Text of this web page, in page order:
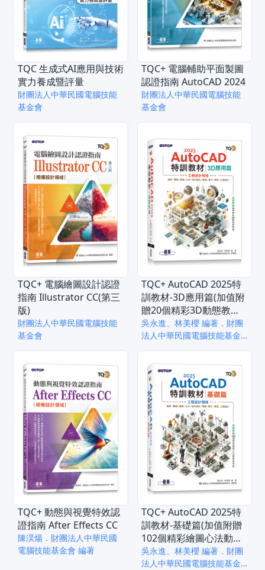
TQC 生成式AI應用與技術
實力養成暨評量
財團法人中華民國電腦技能
基金會
TQC+ 電腦輔助平面製圖
認證指南 AutoCAD 2024
財團法人中華民國電腦技能
基金會
TQC+ 電腦繪圖設計認證
指南 Illustrator CC(第三
版)
財團法人中華民國電腦技能
基金會
TQC+ AutoCAD 2025特
訓教材-3D應用篇(加值附
贈20個精彩3D動態教學
檔)
吳永進、林美櫻 編著．財團
法人中華民國電腦技能基金
TQC+ 動態與視覺特效認
證指南 After Effects CC
陳淏煬．財團法人中華民國
電腦技能基金會 編著
TQC+ AutoCAD 2025特
訓教材-基礎篇(加值附贈
102個精彩繪圖心法動態
教學檔)
吳永進、林美櫻 編著．財團
法人中華民國電腦技能基金